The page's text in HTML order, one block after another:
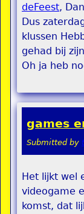
deFeest,
Dus
klussen
gehad bij
Oh ja heb
games
Submitted by
Het lijkt wel
videogame
komst, dat